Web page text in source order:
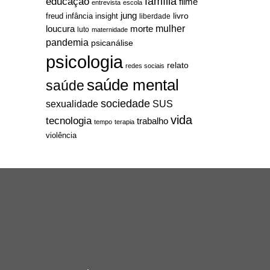
entrevista escola
freud infância insight jung liberdade livro
loucura luto maternidade morte mulher
pandemia psicanálise
psicologia redes sociais relato
saúdesaúde mental
sexualidade sociedade SUS
tecnologia tempo terapia trabalho vida
violência